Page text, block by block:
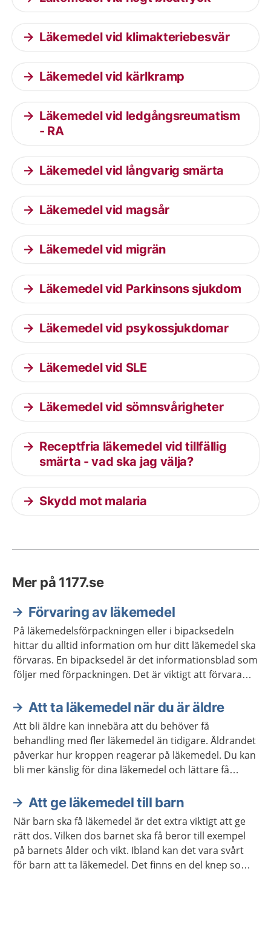
Läkemedel vid klimakteriebesvär
Läkemedel vid kärlkramp
Läkemedel vid ledgångsreumatism
- RA
Läkemedel vid långvarig smärta
Läkemedel vid magsår
Läkemedel vid migrän
Läkemedel vid Parkinsons sjukdom
Läkemedel vid psykossjukdomar
Läkemedel vid SLE
Läkemedel vid sömnsvårigheter
Receptfria läkemedel vid tillfällig
smärta - vad ska jag välja?
Skydd mot malaria
Mer på 1177.se
Förvaring av läkemedel
På läkemedelsförpackningen eller i bipacksedeln
hittar du alltid information om hur ditt läkemedel ska
förvaras. En bipacksedel är det informationsblad som
följer med förpackningen. Det är viktigt att förvara
Att ta läkemedel när du är äldre
Att bli äldre kan innebära att du behöver få
behandling med fler läkemedel än tidigare. Åldrandet
påverkar hur kroppen reagerar på läkemedel. Du kan
bli mer känslig för dina läkemedel och lättare få
Att ge läkemedel till barn
När barn ska få läkemedel är det extra viktigt att ge
rätt dos. Vilken dos barnet ska få beror till exempel
på barnets ålder och vikt. Ibland kan det vara svårt
för barn att ta läkemedel. Det finns en del knep som